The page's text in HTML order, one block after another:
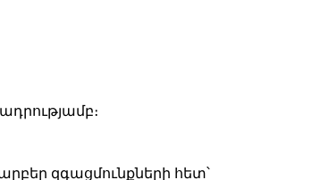
զգացմունքների հետ՝